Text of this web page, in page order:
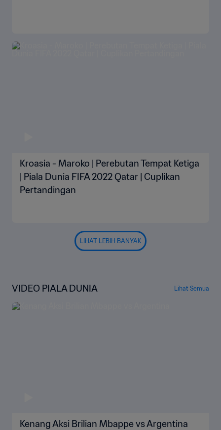
Kroasia - Maroko | Perebutan Tempat Ketiga
| Piala Dunia FIFA 2022 Qatar | Cuplikan
Pertandingan
LIHAT LEBIH BANYAK
VIDEO PIALA DUNIA Lihat Semua
Kenang Aksi Brilian Mbappe vs Argentina